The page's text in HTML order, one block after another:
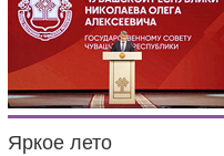
Яркое лето